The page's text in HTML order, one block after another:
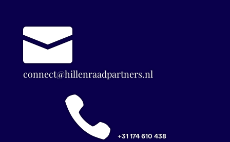

connect@hillenraadpartners.nl
 +31 174 610 438